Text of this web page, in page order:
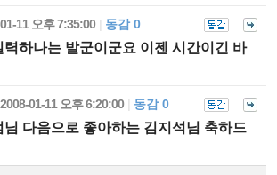
11 오후 7:35:00 동감 0
력하나는 발군이군요 이젠 시간이긴 바
2008-01-11 오후 6:20:00 동감 0
다음으로 좋아하는 김지석님 축하드